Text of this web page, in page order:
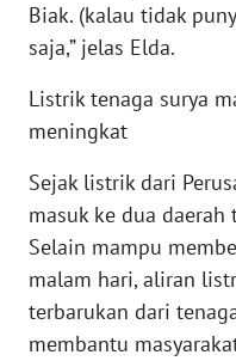
Biak. (kalau tidak
saja,” jelas Elda.
Listrik tenaga surya
meningkat
Sejak listrik dari
masuk ke dua
Selain mampu
malam hari, aliran
terbarukan dari
membantu
WN
SUMSEL
WN
WN
LAMPUNG
WN